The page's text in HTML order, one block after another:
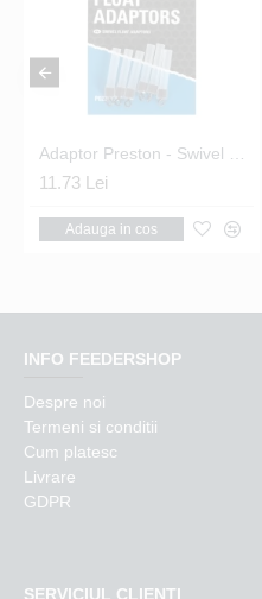
11.73 Lei
Adauga in cos
INFO FEEDERSHOP
Despre noi
Termeni si conditii
Cum platesc
Livrare
GDPR
SERVICIUL CLIENTI